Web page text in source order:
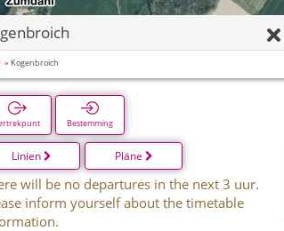
Kogenbroich
Bestemming
Linien Pläne
will be no departures in the next 3 uur.
inform yourself about the timetable